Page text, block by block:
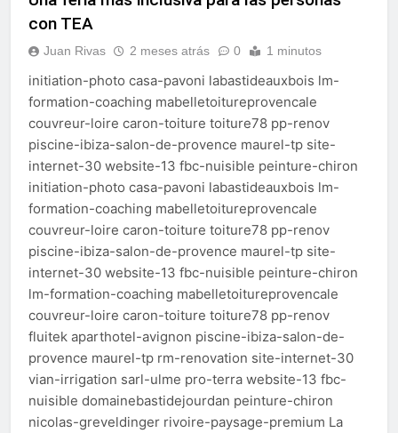
echa el cierre con éxito
La Mancomunidad y el
Campo de Gibraltar renuevan
su convenio de colaboración
2 Semanas Atrás
Tráfico especial para
despedir la feria. Ojo si vas
a Santa Bárbara
2 Semanas Atrás
La feria se despide por todo
lo alto: Antonio José,
fuegos artificiales y música
hasta el amanecer
2 Semanas Atrás
con TEA
Juan Rivas 2 meses atrás 0 1 minutos
initiation-photo casa-pavoni labastideauxbois lm-
formation-coaching mabelletoitureprovencale
couvreur-loire caron-toiture toiture78 pp-renov
piscine-ibiza-salon-de-provence maurel-tp site-
internet-30 website-13 fbc-nuisible peinture-chiron
initiation-photo casa-pavoni labastideauxbois lm-
formation-coaching mabelletoitureprovencale
couvreur-loire caron-toiture toiture78 pp-renov
piscine-ibiza-salon-de-provence maurel-tp site-
internet-30 website-13 fbc-nuisible peinture-chiron
lm-formation-coaching mabelletoitureprovencale
couvreur-loire caron-toiture toiture78 pp-renov
fluitek aparthotel-avignon piscine-ibiza-salon-de-
provence maurel-tp rm-renovation site-internet-30
vian-irrigation sarl-ulme pro-terra website-13 fbc-
nuisible domainebastidejourdan peinture-chiron
nicolas-greveldinger rivoire-paysage-premium La